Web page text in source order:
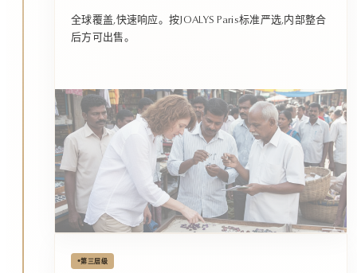
全球覆盖,快速响应。按JOALYS Paris标准严选,内部整合
后方可出售。
•第三层级